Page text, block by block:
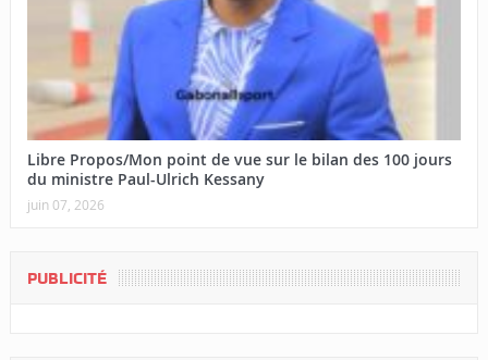
Libre Propos/Mon point de vue sur le bilan des 100 jours
du ministre Paul-Ulrich Kessany
juin 07, 2026
PUBLICITÉ